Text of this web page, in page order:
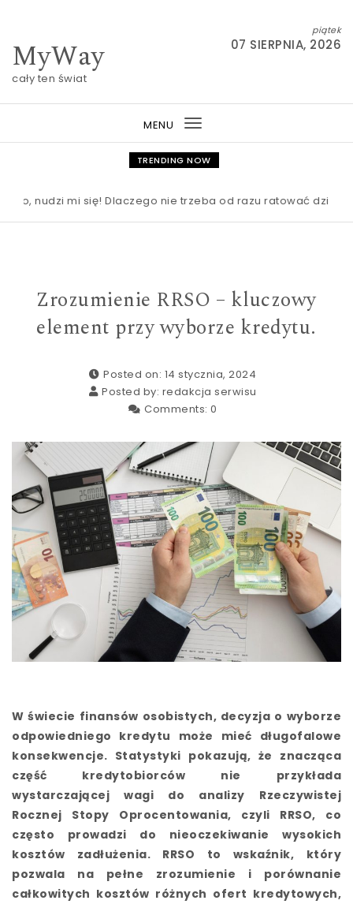
MyWay
cały ten świat
piątek
07 SIERPNIA, 2026
MENU
Toggle
navigation
TRENDING NOW
mi się! Dlaczego nie trzeba od razu ratować dziecka
Zrozumienie RRSO – kluczowy
element przy wyborze kredytu.
Posted on: 14 stycznia, 2024
Posted by: redakcja serwisu
Comments: 0
W świecie finansów osobistych, decyzja o wyborze
odpowiedniego kredytu może mieć długofalowe
konsekwencje. Statystyki pokazują, że znacząca
część kredytobiorców nie przykłada
wystarczającej wagi do analizy Rzeczywistej
Rocznej Stopy Oprocentowania, czyli RRSO, co
często prowadzi do nieoczekiwanie wysokich
kosztów zadłużenia. RRSO to wskaźnik, który
pozwala na pełne zrozumienie i porównanie
całkowitych kosztów różnych ofert kredytowych,